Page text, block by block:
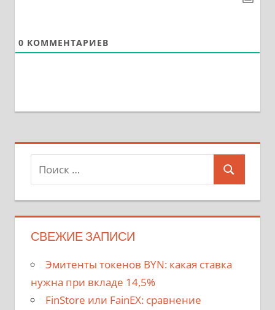
0 КОММЕНТАРИЕВ
Поиск
для:
Поиск
СВЕЖИЕ ЗАПИСИ
Эмитенты токенов BYN: какая ставка
нужна при вкладе 14,5%
FinStore или FainEX: сравнение